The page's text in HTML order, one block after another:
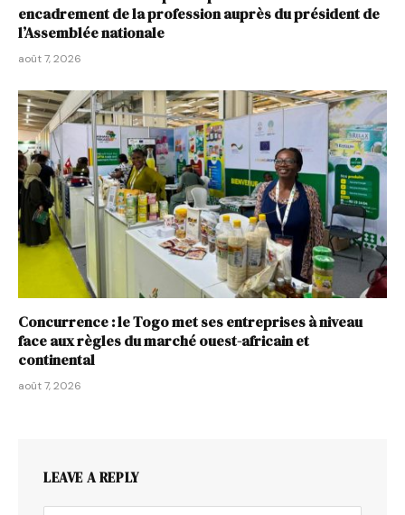
encadrement de la profession auprès du président de
l’Assemblée nationale
août 7, 2026
Concurrence : le Togo met ses entreprises à niveau
face aux règles du marché ouest-africain et
continental
août 7, 2026
LEAVE A REPLY